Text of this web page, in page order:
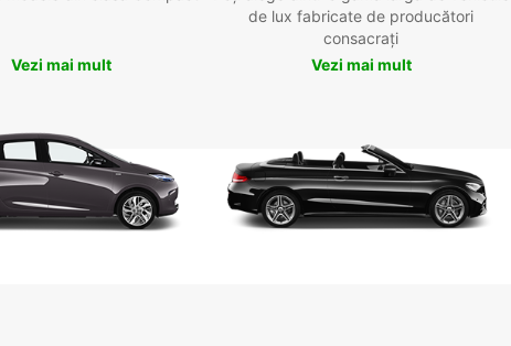
Vezi mai mult
de lux fabricate de producători
consacrați
Vezi mai mult